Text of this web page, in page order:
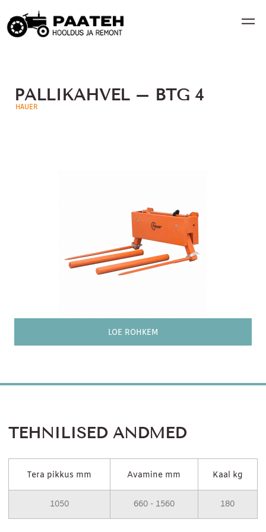
PALLIKAHVEL – BTG 4
HAUER
LOE ROHKEM
TEHNILISED ANDMED
Tera pikkus mm Avamine mm Kaal kg
1050 660 - 1560 180